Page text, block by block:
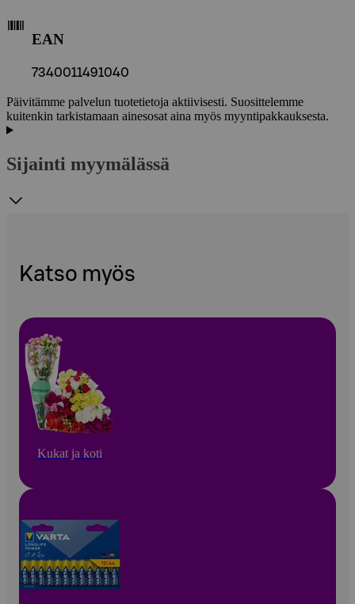
EAN
7340011491040
Päivitämme palvelun tuotetietoja aktiivisesti. Suosittelemme
kuitenkin tarkistamaan ainesosat aina myös myyntipakkauksesta.
Sijainti myymälässä
Katso myös
Kukat ja koti